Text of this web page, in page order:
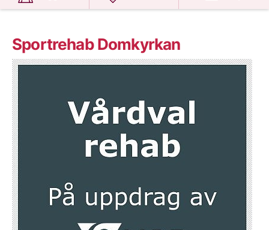
Sportrehab Domkyrkan